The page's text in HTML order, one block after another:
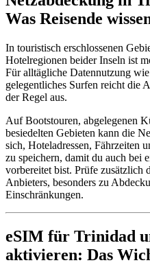
Was Reisende
In touristisch erschlossenen
Hotelregionen beider Inseln ist
Für alltägliche Datennutzung
gelegentliches Surfen reicht die
der Regel aus.
Auf Bootstouren, abgelegenen
besiedelten Gebieten kann die
sich, Hoteladressen, Fährzeiten
zu speichern, damit du auch bei
vorbereitet bist. Prüfe zusätzlich
Anbieters, besonders zu
Einschränkungen.
eSIM für Trinidad
aktivieren: Das